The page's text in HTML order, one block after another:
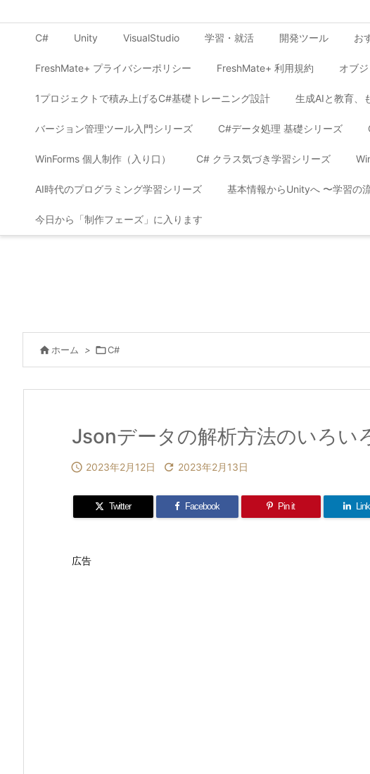
C# Unity VisualStudio 学習・就活 開発ツール お
FreshMate+ プライバシーポリシー FreshMate+ 利用規約 オブ
1プロジェクトで積み上げるC#基礎トレーニング設計 生成AIと教育、
バージョン管理ツール入門シリーズ C#データ処理 基礎シリーズ
WinForms 個人制作（入り口） C# クラス気づき学習シリーズ
AI時代のプログラミング学習シリーズ 基本情報からUnityへ 〜学習の
今日から「制作フェーズ」に入ります
 ホーム > C#
Jsonデータの解析方法のいろい
 2023年2月12日  2023年2月13日
Twitter Facebook Pin it
広告